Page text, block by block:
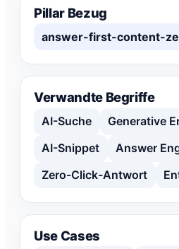
Pillar Bezug
answer-first-content-
Verwandte Begriffe
AI-Suche
Generative
AI-Snippet
Answer
Zero-Click-Antwort
Use Cases